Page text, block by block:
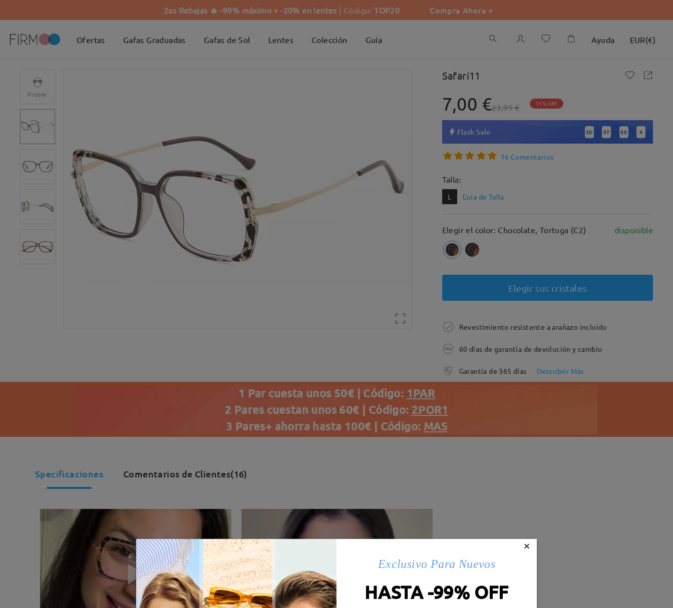
2as Rebajas 🔥 -99% máximo + -20% en lentes | Código:TOP20 Compra Ahora >
Ofertas Gafas Graduadas Gafas de Sol Lentes Colección Guía Ayuda EUR(€)
Probar
Safari11
7,00 €23,95 € 71% OFF
Flash Sale 3D : 07 : 00 : 3
16 Comentarios
Talla:
L Guía de Talla
Elegir el color: Chocolate, Tortuga (C2) disponible
Elegir sus cristales
Revestimiento resistente a arañazo incluído
60 días de garantía de devolución y cambio
Garantía de 365 días Descubrir Más
1 Par cuesta unos 50€ | Código: 1PAR
2 Pares cuestan unos 60€ | Código: 2POR1
3 Pares+ ahorra hasta 100€ | Código: MAS
Specificaciones Comentarios de Clientes(16)
×
Exclusivo Para Nuevos
HASTA -99% OFF